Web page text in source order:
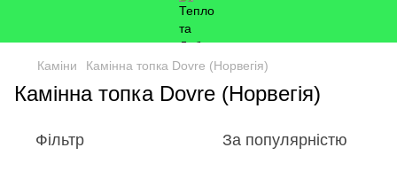
Каміни Камінна топка Dovre (Норвегія)
Камінна топка Dovre (Норвегія)
Фільтр За популярністю